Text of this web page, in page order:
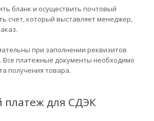
бланк и осуществить почтовый
счет, который выставляет менеджер,
при заполнении реквизитов
Все платежные документы необходимо
получения товара.
для СДЭК